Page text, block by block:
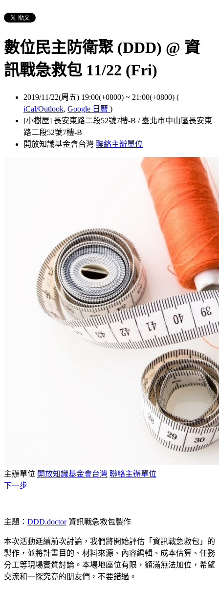
數位民主防衛聚 (DDD) @ 資
訊戰急救包 11/22 (Fri)
2019/11/22(周五) 19:00(+0800) ~ 21:00(+0800) (
iCal/Outlook, Google 日曆 )
[小樹屋] 長安東路二段52號7樓-B / 臺北市中山區長安東
路二段52號7樓-B
開放知識基金會台灣 聯絡主辦單位
主辦單位 開放知識基金會台灣 聯絡主辦單位
下一步
主題： DDD.doctor資訊戰急救包製作
本次活動延續前次討論，我們將開始評估「資訊戰急救包」的
製作，並將計畫目的、材料來源、內容編輯、成本估算、任務
分工等現場實質討論。本場地座位有限，額滿無法加位，希望
交流和一探究竟的朋友們，不要錯過。